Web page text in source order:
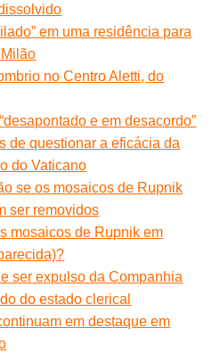
em uma residência para
no Centro Aletti, do
e em desacordo”
de questionar a eficácia da
do Vaticano
se os mosaicos de Rupnik
ser removidos
mosaicos de Rupnik em
ser expulso da Companhia
do estado clerical
em destaque em